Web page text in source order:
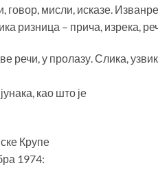
говор, мисли, исказе.
ризница – прича, изрека,
речи, у пролазу.
као што је
Крупе
1974: